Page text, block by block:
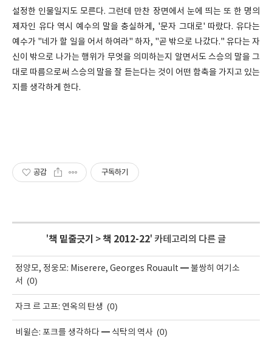
설정한 인물일지도 모른다. 그런데 만찬 장면에서 눈에 띄는 또 한 명의
제자인 유다 역시 예수의 말을 충실하게, '문자 그대로' 따랐다. 유다는
예수가 "네가 할 일을 어서 하여라" 하자, "곧 밖으로 나갔다." 유다는 자
신이 밖으로 나가는 행위가 무엇을 의미하는지 알면서도 스승의 말을 그
대로 따름으로써 스승의 말을 잘 듣는다는 것이 어떤 함축을 가지고 있는
지를 생각하게 한다.
공감 구독하기
'책 밑줄긋기 >책 2012-22' 카테고리의 다른 글
정양모, 정웅모: Miserere, Georges Rouault ━ 불쌍히 여기소
서
(0)
자크 르 고프: 연옥의 탄생 (0)
비윌슨: 포크를 생각하다 ━ 식탁의 역사 (0)